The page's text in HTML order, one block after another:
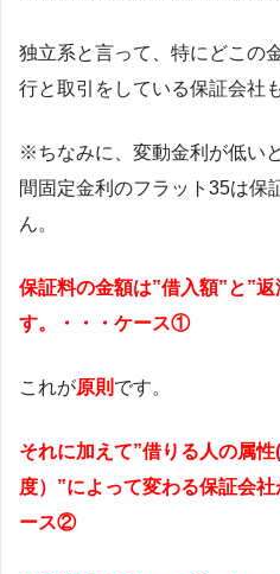
独立系と言って、特にどこの
行と取引をしている保証会社
※ちなみに、変動金利が低い
間固定金利のフラット35は保
ん。
保証料の金額は”借入額”と”
す。・・・ケース①
これが原則 です。
それに加えて”借りる人の属
度）”によって変わる保証会
ース②